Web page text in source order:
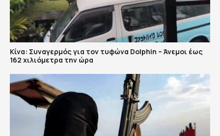
Κίνα: Συναγερμός για τον τυφώνα Dolphin – Άνεμοι έως
162 χιλιόμετρα την ώρα